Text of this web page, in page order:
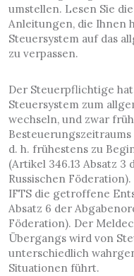
umstellen. Lesen Sie
Anleitungen, die Ihnen
Steuersystem auf das
zu verpassen.
Der Steuerpflichtige
Steuersystem zum
wechseln, und zwar
d. h. frühestens zu
(Artikel 346.13 Absatz
Russischen
IFTS die getroffene
Absatz 6 der
Föderation). Der
Übergangs wird von
unterschiedlich
Situationen führt.